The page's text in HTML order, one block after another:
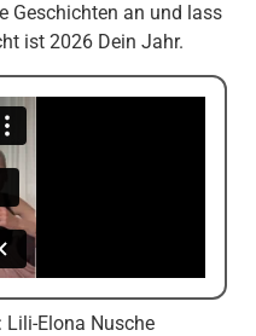
Geschichten an und lass
ist 2026 Dein Jahr.
Lili-Elona Nusche